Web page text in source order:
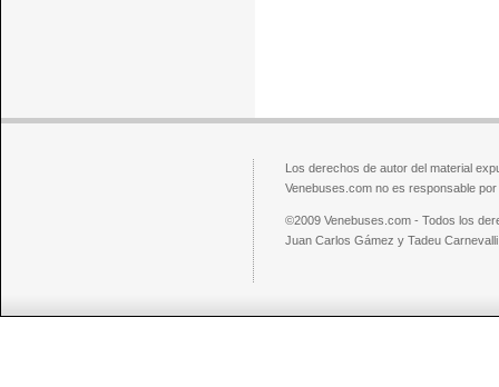
Los derechos de autor del material
Venebuses.com no es responsable
©2009 Venebuses.com - Todos los
Juan Carlos Gámez y Tadeu Carnevalli